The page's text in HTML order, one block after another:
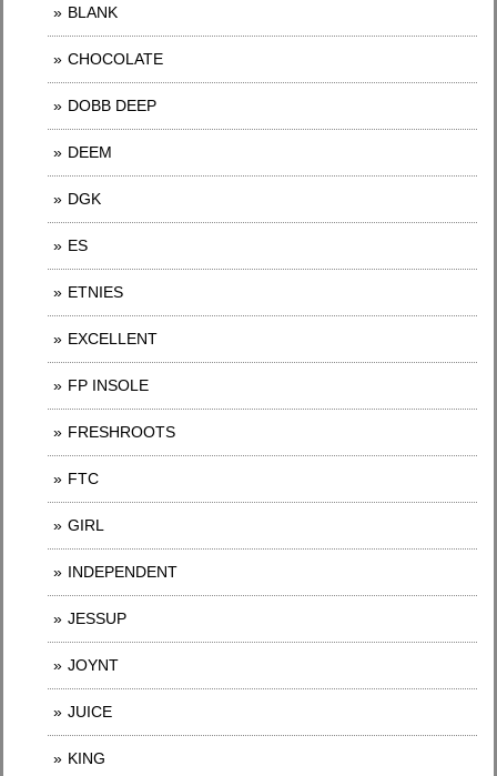
BLANK
CHOCOLATE
DOBB DEEP
DEEM
DGK
ES
ETNIES
EXCELLENT
FP INSOLE
FRESHROOTS
FTC
GIRL
INDEPENDENT
JESSUP
JOYNT
JUICE
KING